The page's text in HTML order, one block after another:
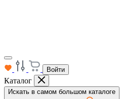
Войти
Каталог
Искать в самом большом каталоге